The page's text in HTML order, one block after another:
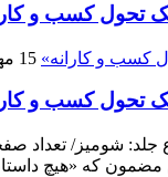
یک تحول کسب و
15 مهر 1397
یک تحول کسب و
مضمون که «هیچ